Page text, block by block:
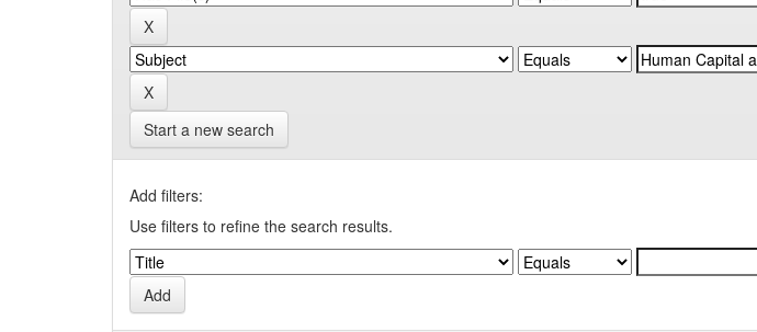
Start a new search
Add filters:
Use filters to refine the search results.